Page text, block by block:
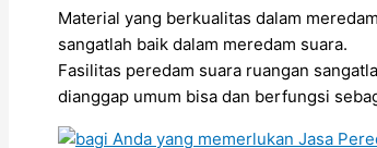
Material yang berkualitas dalam
sangatlah baik dalam meredam suara.
Fasilitas peredam suara ruangan
dianggap umum bisa dan berfungsi